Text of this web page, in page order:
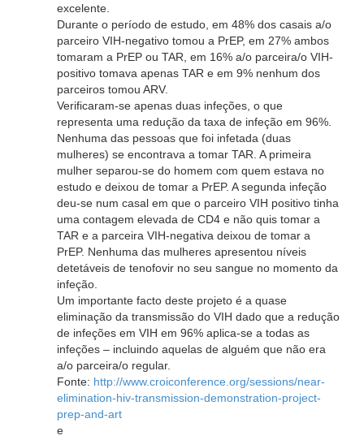
excelente.
Durante o período de estudo, em 48% dos casais a/o
parceiro VIH-negativo tomou a PrEP, em 27% ambos
tomaram a PrEP ou TAR, em 16% a/o parceira/o VIH-
positivo tomava apenas TAR e em 9% nenhum dos
parceiros tomou ARV.
Verificaram-se apenas duas infeções, o que
representa uma redução da taxa de infeção em 96%.
Nenhuma das pessoas que foi infetada (duas
mulheres) se encontrava a tomar TAR. A primeira
mulher separou-se do homem com quem estava no
estudo e deixou de tomar a PrEP. A segunda infeção
deu-se num casal em que o parceiro VIH positivo tinha
uma contagem elevada de CD4 e não quis tomar a
TAR e a parceira VIH-negativa deixou de tomar a
PrEP. Nenhuma das mulheres apresentou níveis
detetáveis de tenofovir no seu sangue no momento da
infeção.
Um importante facto deste projeto é a quase
eliminação da transmissão do VIH dado que a redução
de infeções em VIH em 96% aplica-se a todas as
infeções – incluindo aquelas de alguém que não era
a/o parceira/o regular.
Fonte: http://www.croiconference.org/sessions/near-
elimination-hiv-transmission-demonstration-project-
prep-and-art
e